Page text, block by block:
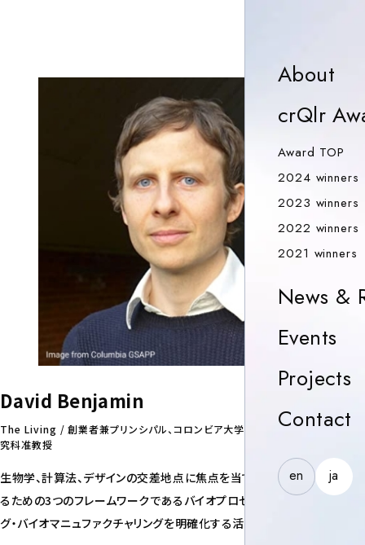
About
crQlr
Award TOP
2024 winners
2023 winners
2022 winners
2021 winners
News &
Events
Projects
Contact
en ja
David Benjamin
The Living / 創業者兼プリンシパル、コロンビア大学大学院建築・計画・保存研
究科准教授
生物学、計算法、デザインの交差地点に焦点を当て、生物を建築に活用す
るための3つのフレームワークであるバイオプロセシング・バイオセンシン
グ・バイオマニュファクチャリングを明確化する活動を行っている。